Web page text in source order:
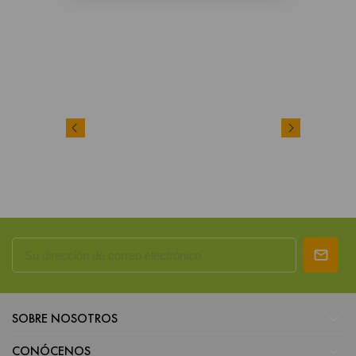
SOBRE NOSOTROS
CONÓCENOS